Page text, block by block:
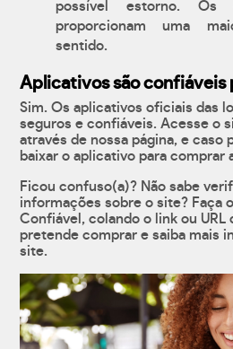
possível estorno. Os
proporcionam uma
sentido.
Aplicativos são confiáveis
Sim. Os aplicativos oficiais das
seguros e confiáveis. Acesse o
através de nossa página, e caso
baixar o aplicativo para comprar
Ficou confuso(a)? Não sabe
informações sobre o site? Faça
Confiável, colando o link ou URL
pretende comprar e saiba mais
site.